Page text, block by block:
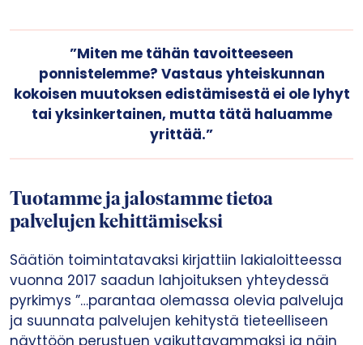
”Miten me tähän tavoitteeseen
ponnistelemme? Vastaus yhteiskunnan
kokoisen muutoksen edistämisestä ei ole lyhyt
tai yksinkertainen, mutta tätä haluamme
yrittää.”
Tuotamme ja jalostamme tietoa
palvelujen kehittämiseksi
Säätiön toimintatavaksi kirjattiin lakialoitteessa
vuonna 2017 saadun lahjoituksen yhteydessä
pyrkimys ”…parantaa olemassa olevia palveluja
ja suunnata palvelujen kehitystä tieteelliseen
näyttöön perustuen vaikuttavammaksi ja näin